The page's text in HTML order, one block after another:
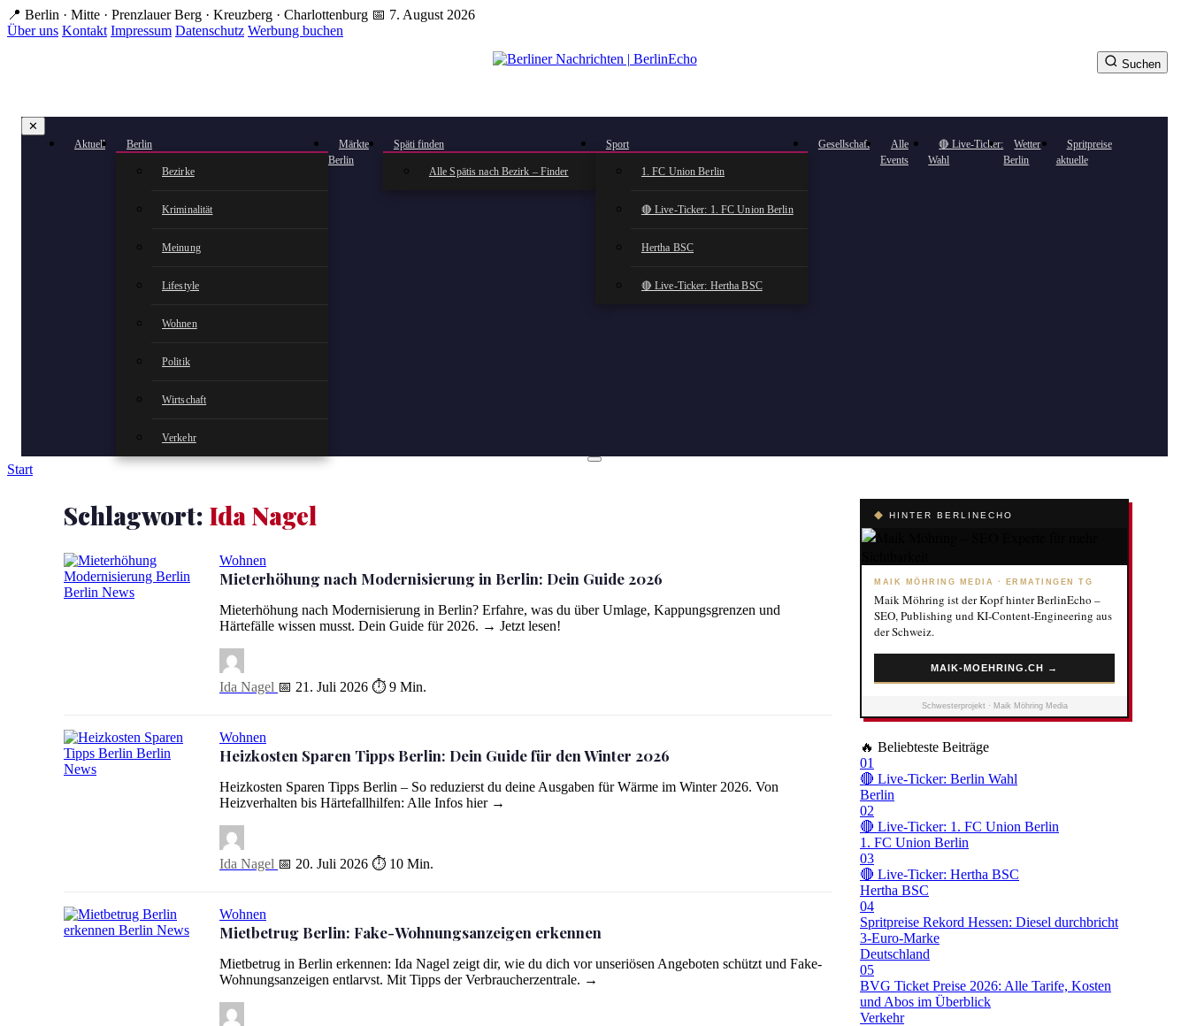
Zum
Hauptinhalt
📍 Berlin · Mitte · Prenzlauer Berg · Kreuzberg · Charlottenburg 📅 7. August 2026
Über uns Kontakt Impressum Datenschutz Werbung buchen
✕
Aktuell Berlin
Bezirke
Kriminalität
Meinung
Lifestyle
Wohnen
Politik
Wirtschaft
Verkehr
Märkte
Berlin
Späti finden
Alle Spätis nach Bezirk – Finder
Sport
1. FC Union Berlin
🔴 Live-Ticker: 1. FC Union Berlin
Hertha BSC
🔴 Live-Ticker: Hertha BSC
Gesellschaft
Alle
Events
🔴 Live-Ticker:
Wahl
Wetter
Berlin
Spritpreise
aktuelle
Suchen
Start
Schlagwort: Ida Nagel
Mieterhöhung nach Modernisierung in Berlin: Dein Guide 2026
Wohnen
Mieterhöhung nach Modernisierung in Berlin: Dein Guide 2026
Mieterhöhung nach Modernisierung in Berlin? Erfahre, was du über Umlage, Kappungsgrenzen und
Härtefälle wissen musst. Dein Guide für 2026. → Jetzt lesen!
Ida Nagel 📅 21. Juli 2026 ⏱ 9 Min.
Heizkosten Sparen Tipps Berlin: Dein Guide für den Winter 2026
Wohnen
Heizkosten Sparen Tipps Berlin: Dein Guide für den Winter 2026
Heizkosten Sparen Tipps Berlin – So reduzierst du deine Ausgaben für Wärme im Winter 2026. Von
Heizverhalten bis Härtefallhilfen: Alle Infos hier →
Ida Nagel 📅 20. Juli 2026 ⏱ 10 Min.
Mietbetrug Berlin: Fake-Wohnungsanzeigen erkennen
Wohnen
Mietbetrug Berlin: Fake-Wohnungsanzeigen erkennen
Mietbetrug in Berlin erkennen: Ida Nagel zeigt dir, wie du dich vor unseriösen Angeboten schützt und Fake-
Wohnungsanzeigen entlarvst. Mit Tipps der Verbraucherzentrale. →
◆ HINTER BERLINECHO
MAIK MÖHRING MEDIA · ERMATINGEN TG
Maik Möhring ist der Kopf hinter BerlinEcho –
SEO, Publishing und KI-Content-Engineering aus
der Schweiz.
MAIK-MOEHRING.CH →
Schwesterprojekt · Maik Möhring Media
🔥 Beliebteste Beiträge
01
🔴 Live-Ticker: Berlin Wahl
Berlin
02
🔴 Live-Ticker: 1. FC Union Berlin
1. FC Union Berlin
03
🔴 Live-Ticker: Hertha BSC
Hertha BSC
04
Spritpreise Rekord Hessen: Diesel durchbricht
3-Euro-Marke
Deutschland
05
BVG Ticket Preise 2026: Alle Tarife, Kosten
und Abos im Überblick
Verkehr